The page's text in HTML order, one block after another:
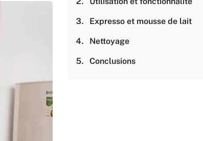
Expresso et mousse de lait
Nettoyage
Conclusions